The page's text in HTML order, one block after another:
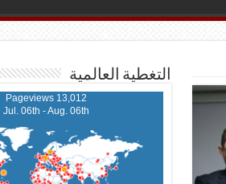
التغطية العالمية
13,012 Pageviews
Jul. 06th - Aug. 06th